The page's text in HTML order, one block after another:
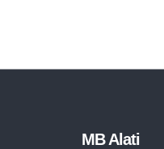
MB Alati